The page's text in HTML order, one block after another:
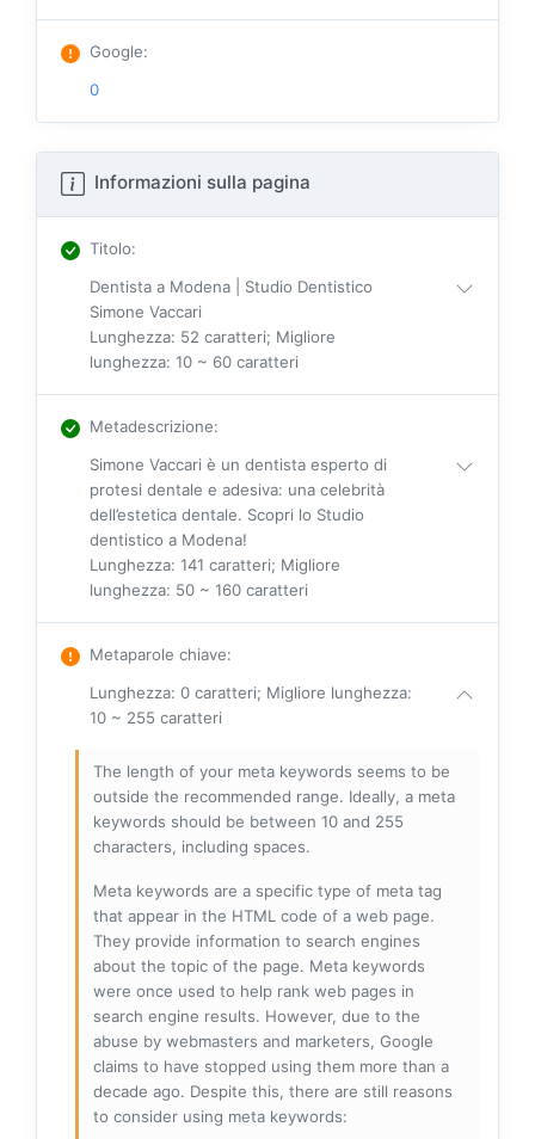
Google:
0
Informazioni sulla pagina
Titolo:
Dentista a Modena | Studio Dentistico
Simone Vaccari
Lunghezza: 52 caratteri; Migliore
lunghezza: 10 ~ 60 caratteri
Metadescrizione:
Simone Vaccari è un dentista esperto di
protesi dentale e adesiva: una celebrità
dell’estetica dentale. Scopri lo Studio
dentistico a Modena!
Lunghezza: 141 caratteri; Migliore
lunghezza: 50 ~ 160 caratteri
Metaparole chiave:
Lunghezza: 0 caratteri; Migliore lunghezza:
10 ~ 255 caratteri
The length of your meta keywords seems to be
outside the recommended range. Ideally, a meta
keywords should be between 10 and 255
characters, including spaces.
Meta keywords are a specific type of meta tag
that appear in the HTML code of a web page.
They provide information to search engines
about the topic of the page. Meta keywords
were once used to help rank web pages in
search engine results. However, due to the
abuse by webmasters and marketers, Google
claims to have stopped using them more than a
decade ago. Despite this, there are still reasons
to consider using meta keywords: